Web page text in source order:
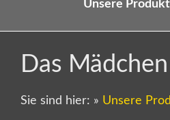
Unsere
Das
Sie sind hier: » Unsere